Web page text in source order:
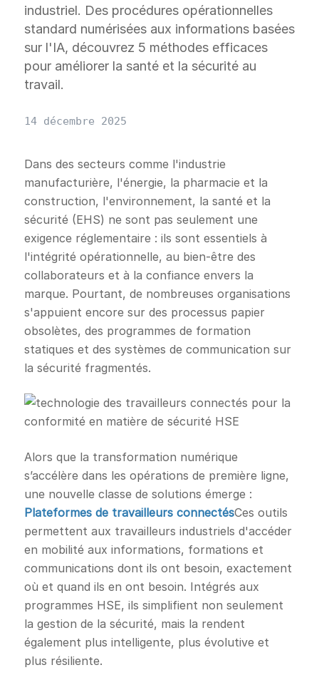
industriel. Des procédures opérationnelles
standard numérisées aux informations basées
sur l'IA, découvrez 5 méthodes efficaces
pour améliorer la santé et la sécurité au
travail.
14 décembre 2025
Dans des secteurs comme l'industrie
manufacturière, l'énergie, la pharmacie et la
construction, l'environnement, la santé et la
sécurité (EHS) ne sont pas seulement une
exigence réglementaire : ils sont essentiels à
l'intégrité opérationnelle, au bien-être des
collaborateurs et à la confiance envers la
marque. Pourtant, de nombreuses organisations
s'appuient encore sur des processus papier
obsolètes, des programmes de formation
statiques et des systèmes de communication sur
la sécurité fragmentés.
Alors que la transformation numérique
s’accélère dans les opérations de première ligne,
une nouvelle classe de solutions émerge :
Plateformes de travailleurs connectésCes outils
permettent aux travailleurs industriels d'accéder
en mobilité aux informations, formations et
communications dont ils ont besoin, exactement
où et quand ils en ont besoin. Intégrés aux
programmes HSE, ils simplifient non seulement
la gestion de la sécurité, mais la rendent
également plus intelligente, plus évolutive et
plus résiliente.